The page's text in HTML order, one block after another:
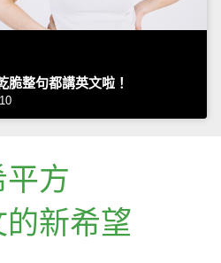
脆整句都講英文啦！
平方
新希望